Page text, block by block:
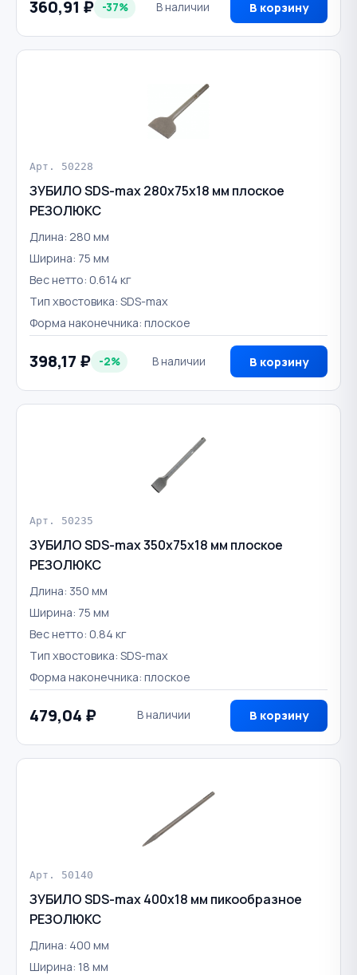
360,91 ₽ -37% В наличии В корзину
Арт. 50228
ЗУБИЛО SDS-max 280х75х18 мм плоское
РЕЗОЛЮКС
Длина: 280 мм
Ширина: 75 мм
Вес нетто: 0.614 кг
Тип хвостовика: SDS-max
Форма наконечника: плоское
398,17 ₽ -2% В наличии В корзину
Арт. 50235
ЗУБИЛО SDS-max 350x75x18 мм плоское
РЕЗОЛЮКС
Длина: 350 мм
Ширина: 75 мм
Вес нетто: 0.84 кг
Тип хвостовика: SDS-max
Форма наконечника: плоское
479,04 ₽ В наличии В корзину
Арт. 50140
ЗУБИЛО SDS-max 400х18 мм пикообразное
РЕЗОЛЮКС
Длина: 400 мм
Ширина: 18 мм